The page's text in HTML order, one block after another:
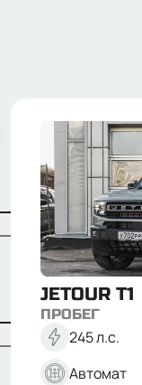
JETOUR T1
ПРОБЕГ
245 л.с.
Автомат